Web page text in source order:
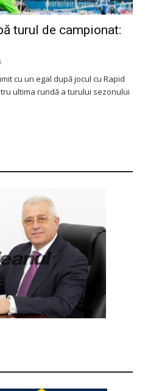
turul de campionat:
cu un egal după jocul cu Rapid
ultima rundă a turului sezonului